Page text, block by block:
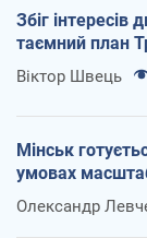
Збіг інтересів
таємний план
Віктор Швець
Мінськ
умовах
Олександр